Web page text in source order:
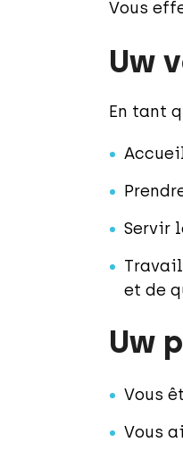
Vous
Uw
En tant
Servir
et de
Uw
Vous
Vous